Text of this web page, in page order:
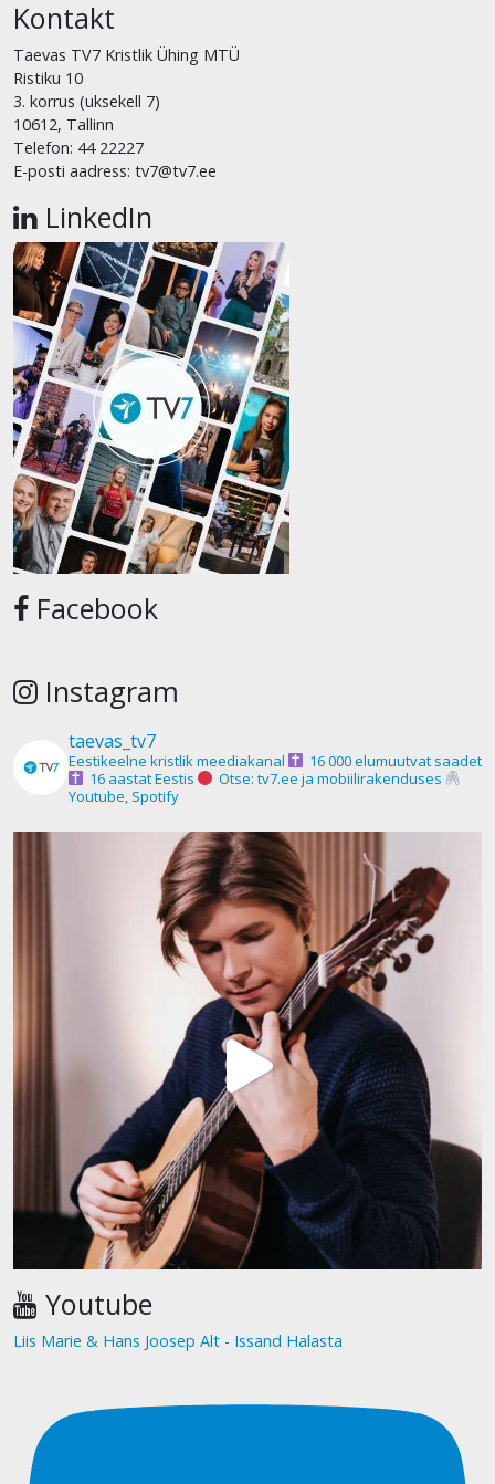
Kontakt
Taevas TV7 Kristlik Ühing MTÜ
Ristiku 10
3. korrus (uksekell 7)
10612, Tallinn
Telefon: 44 22227
E-posti aadress: tv7@tv7.ee
LinkedIn
Facebook
Instagram
taevas_tv7
Eestikeelne kristlik meediakanal
16 000 elumuutvat saadet
16 aastat Eestis
Otse: tv7.ee ja mobiilirakenduses
Youtube, Spotify
Youtube
Liis Marie & Hans Joosep Alt - Issand Halasta